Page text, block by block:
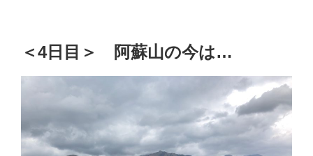
＜4日目＞ 阿蘇山の今は…